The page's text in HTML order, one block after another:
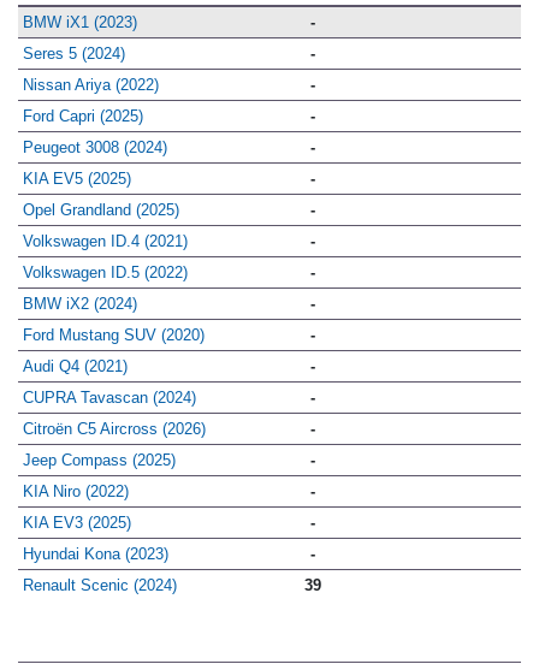
BMW iX1 (2023)
-
Seres 5 (2024)
-
Nissan Ariya (2022)
-
Ford Capri (2025)
-
Peugeot 3008 (2024)
-
KIA EV5 (2025)
-
Opel Grandland (2025)
-
Volkswagen ID.4 (2021)
-
Volkswagen ID.5 (2022)
-
BMW iX2 (2024)
-
Ford Mustang SUV (2020)
-
Audi Q4 (2021)
-
CUPRA Tavascan (2024)
-
Citroën C5 Aircross (2026)
-
Jeep Compass (2025)
-
KIA Niro (2022)
-
KIA EV3 (2025)
-
Hyundai Kona (2023)
-
Renault Scenic (2024)
39